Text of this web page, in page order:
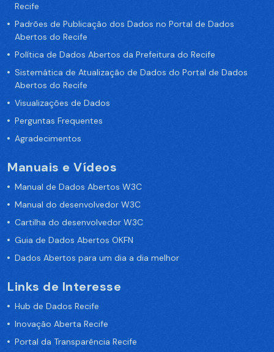
Recife
Padrões de Publicação dos Dados no Portal de Dados
Abertos do Recife
Política de Dados Abertos da Prefeitura do Recife
Sistemática de Atualização de Dados do Portal de Dados
Abertos do Recife
Visualizações de Dados
Perguntas Frequentes
Agradecimentos
Manuais e Vídeos
Manual de Dados Abertos W3C
Manual do desenvolvedor W3C
Cartilha do desenvolvedor W3C
Guia de Dados Abertos OKFN
Dados Abertos para um dia a dia melhor
Links de Interesse
Hub de Dados Recife
Inovação Aberta Recife
Portal da Transparência Recife